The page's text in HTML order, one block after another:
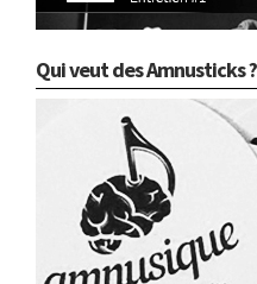
Qui veut des Amnusticks ?